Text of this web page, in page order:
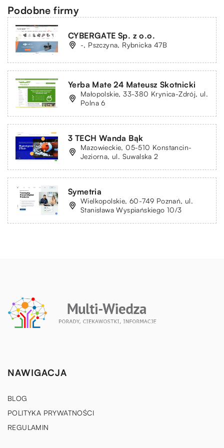
Podobne firmy
CYBERGATE Sp. z o.o.
-, Pszczyna, Rybnicka 47B
Yerba Mate 24 Mateusz Skotnicki
Małopolskie, 33-380 Krynica-Zdrój, ul.
Polna 6
3 TECH Wanda Bąk
Mazowieckie, 05-510 Konstancin-
Jeziorna, ul. Suwalska 2
Symetria
Wielkopolskie, 60-749 Poznań, ul.
Stanisława Wyspiańskiego 10/3
NAWIGACJA
BLOG
POLITYKA PRYWATNOŚCI
REGULAMIN